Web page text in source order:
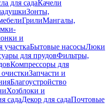
для садаКачели
Зонты,
ГрилиМангалы,
и
участкаБытовые насосыЛюки
для прудовФильтры,
Компрессоры для
Запчасти и
Благоустройство
Хозблоки и
садаДекор для садаПочтовые